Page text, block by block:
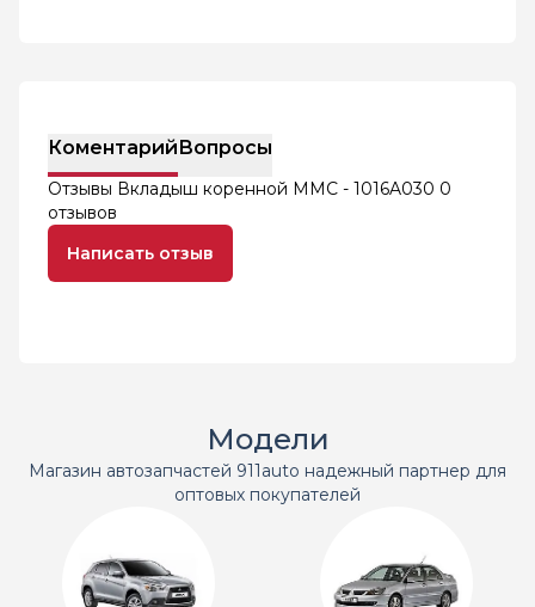
КоментарийВопросы
Отзывы Вкладыш коренной MMC - 1016A030 0
отзывов
Написать отзыв
Модели
Магазин автозапчастей 911auto надежный партнер для
оптовых покупателей